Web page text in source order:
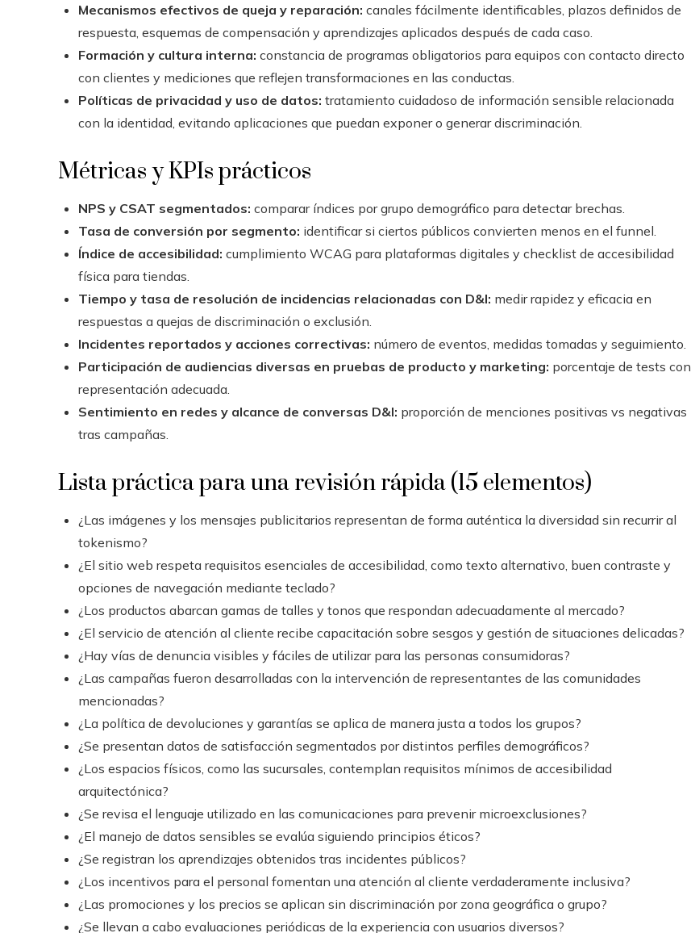
Mecanismos efectivos de queja y reparación: canales fácilmente identificables, plazos definidos de
respuesta, esquemas de compensación y aprendizajes aplicados después de cada caso.
Formación y cultura interna: constancia de programas obligatorios para equipos con contacto directo
con clientes y mediciones que reflejen transformaciones en las conductas.
Políticas de privacidad y uso de datos: tratamiento cuidadoso de información sensible relacionada
con la identidad, evitando aplicaciones que puedan exponer o generar discriminación.
Métricas y KPIs prácticos
NPS y CSAT segmentados: comparar índices por grupo demográfico para detectar brechas.
Tasa de conversión por segmento: identificar si ciertos públicos convierten menos en el funnel.
Índice de accesibilidad: cumplimiento WCAG para plataformas digitales y checklist de accesibilidad
física para tiendas.
Tiempo y tasa de resolución de incidencias relacionadas con D&I: medir rapidez y eficacia en
respuestas a quejas de discriminación o exclusión.
Incidentes reportados y acciones correctivas: número de eventos, medidas tomadas y seguimiento.
Participación de audiencias diversas en pruebas de producto y marketing: porcentaje de tests con
representación adecuada.
Sentimiento en redes y alcance de conversas D&I: proporción de menciones positivas vs negativas
tras campañas.
Lista práctica para una revisión rápida (15 elementos)
¿Las imágenes y los mensajes publicitarios representan de forma auténtica la diversidad sin recurrir al
tokenismo?
¿El sitio web respeta requisitos esenciales de accesibilidad, como texto alternativo, buen contraste y
opciones de navegación mediante teclado?
¿Los productos abarcan gamas de talles y tonos que respondan adecuadamente al mercado?
¿El servicio de atención al cliente recibe capacitación sobre sesgos y gestión de situaciones delicadas?
¿Hay vías de denuncia visibles y fáciles de utilizar para las personas consumidoras?
¿Las campañas fueron desarrolladas con la intervención de representantes de las comunidades
mencionadas?
¿La política de devoluciones y garantías se aplica de manera justa a todos los grupos?
¿Se presentan datos de satisfacción segmentados por distintos perfiles demográficos?
¿Los espacios físicos, como las sucursales, contemplan requisitos mínimos de accesibilidad
arquitectónica?
¿Se revisa el lenguaje utilizado en las comunicaciones para prevenir microexclusiones?
¿El manejo de datos sensibles se evalúa siguiendo principios éticos?
¿Se registran los aprendizajes obtenidos tras incidentes públicos?
¿Los incentivos para el personal fomentan una atención al cliente verdaderamente inclusiva?
¿Las promociones y los precios se aplican sin discriminación por zona geográfica o grupo?
¿Se llevan a cabo evaluaciones periódicas de la experiencia con usuarios diversos?